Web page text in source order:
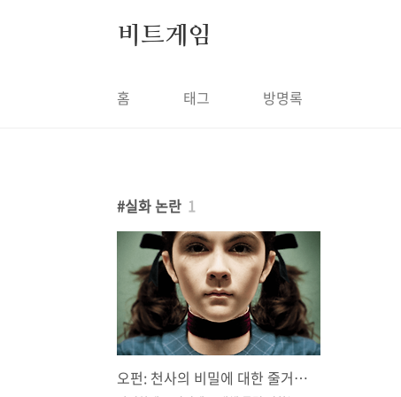
비트게임
홈 태그 방명록
실화 논란 1
오펀: 천사의 비밀에 대한 줄거리 실화 논란 평가